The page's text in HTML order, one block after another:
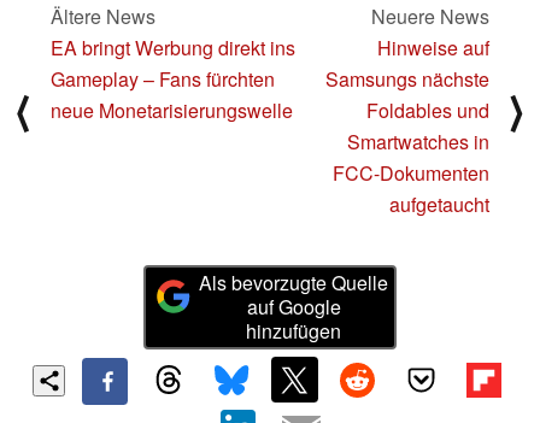
⟨
Ältere News
EA bringt Werbung direkt ins
Gameplay – Fans fürchten
neue Monetarisierungswelle
Neuere News
Hinweise auf
Samsungs nächste
Foldables und
Smartwatches in
FCC-Dokumenten
aufgetaucht
⟩
Als bevorzugte Quelle
auf Google
hinzufügen